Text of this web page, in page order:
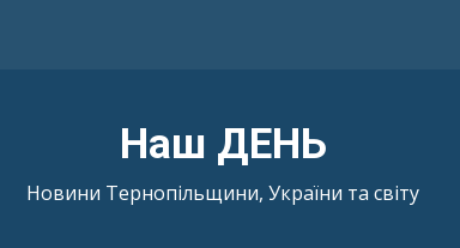
Наш ДЕНЬ
Новини Тернопільщини, України та світу